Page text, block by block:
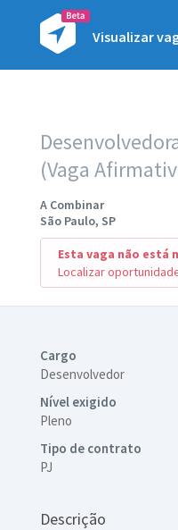
Visualizar
(Vaga
A Combinar
São Paulo, SP
Esta vaga não está
Localizar
Cargo
Desenvolvedor
Nível exigido
Pleno
Tipo de contrato
PJ
Descrição